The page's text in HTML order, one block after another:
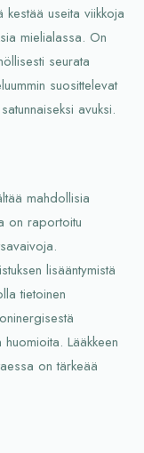
useita viikkoja
mielialassa. On
seurata
suosittelevat
avuksi.
mahdollisia
on raportoitu
lisääntymistä
tietoinen
Lääkkeen
on tärkeää